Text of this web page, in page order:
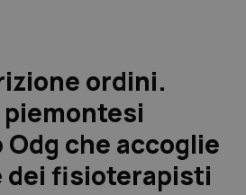
ordini.
che accoglie
dei fisioterapisti